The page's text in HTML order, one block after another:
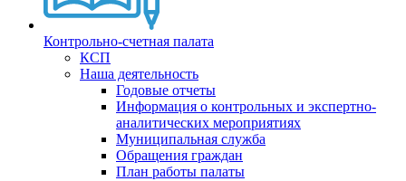
Контрольно-счетная палата
КСП
Наша деятельность
Годовые отчеты
Информация о контрольных и экспертно-
аналитических мероприятиях
Муниципальная служба
Обращения граждан
План работы палаты